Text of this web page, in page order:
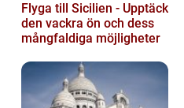
Flyga till Sicilien - Upptäck
den vackra ön och dess
mångfaldiga möjligheter